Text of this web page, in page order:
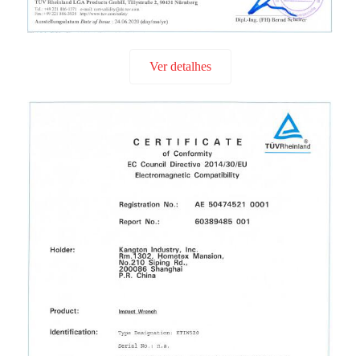
Ver detalhes